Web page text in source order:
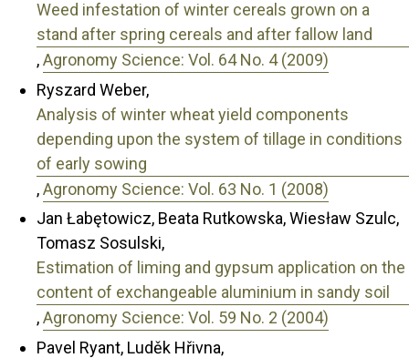
Weed infestation of winter cereals grown on a
stand after spring cereals and after fallow land
,Agronomy Science: Vol. 64 No. 4 (2009)
Ryszard Weber,
Analysis of winter wheat yield components
depending upon the system of tillage in conditions
of early sowing
,Agronomy Science: Vol. 63 No. 1 (2008)
Jan Łabętowicz, Beata Rutkowska, Wiesław Szulc,
Tomasz Sosulski,
Estimation of liming and gypsum application on the
content of exchangeable aluminium in sandy soil
,Agronomy Science: Vol. 59 No. 2 (2004)
Pavel Ryant, Luděk Hřivna,